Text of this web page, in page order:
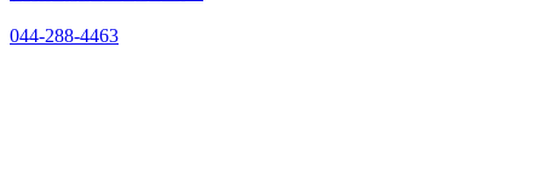
044-288-4463